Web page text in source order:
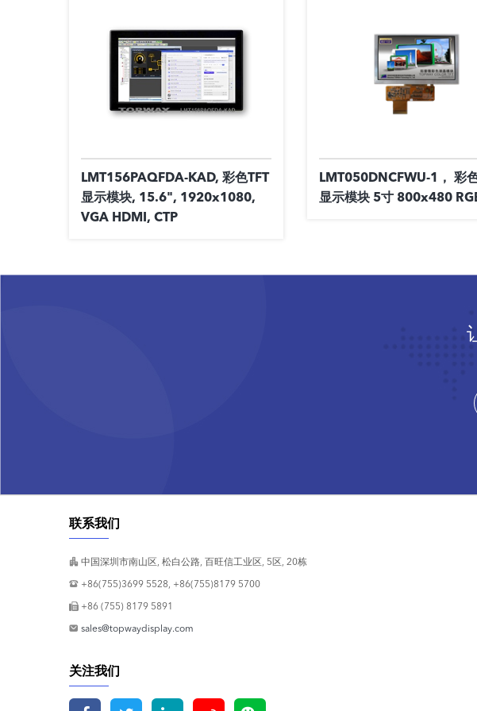
LMT156PAQFDA-KAD, 彩色TFT
显示模块, 15.6", 1920x1080,
VGA HDMI, CTP
LMT050DNCFWU-1， 彩
显示模块 5寸 800x480
联系我们
中国深圳市南山区, 松白公路, 百旺信工业区, 5区, 20栋
+86(755)3699 5528, +86(755)8179 5700
+86 (755) 8179 5891
sales@topwaydisplay.com
关注我们